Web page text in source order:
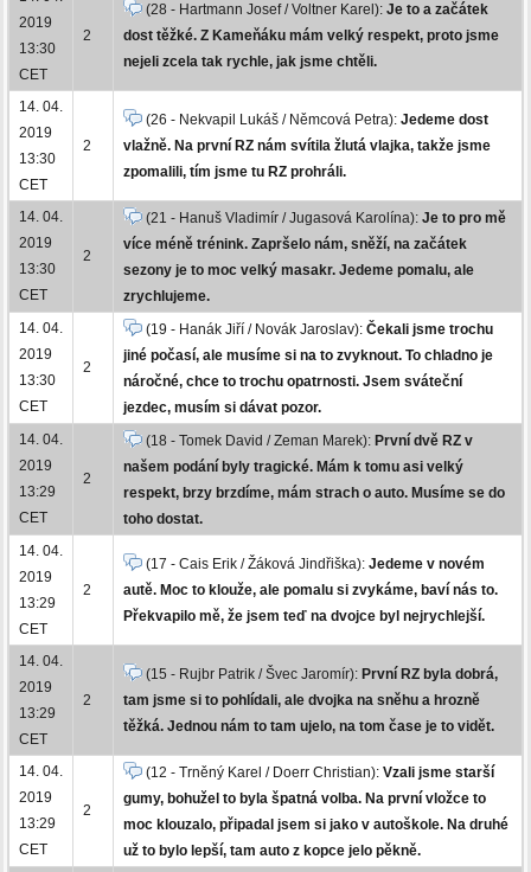
2019
13:30
CET
2
(28 - Hartmann Josef / Voltner Karel): Je to a začátek
dost těžké. Z Kameňáku mám velký respekt, proto jsme
nejeli zcela tak rychle, jak jsme chtěli.
14. 04.
2019
13:30
CET
2
(26 - Nekvapil Lukáš / Němcová Petra): Jedeme dost
vlažně. Na první RZ nám svítila žlutá vlajka, takže jsme
zpomalili, tím jsme tu RZ prohráli.
14. 04.
2019
13:30
CET
2
(21 - Hanuš Vladimír / Jugasová Karolína): Je to pro mě
více méně trénink. Zapršelo nám, sněží, na začátek
sezony je to moc velký masakr. Jedeme pomalu, ale
zrychlujeme.
14. 04.
2019
13:30
CET
2
(19 - Hanák Jiří / Novák Jaroslav): Čekali jsme trochu
jiné počasí, ale musíme si na to zvyknout. To chladno je
náročné, chce to trochu opatrnosti. Jsem sváteční
jezdec, musím si dávat pozor.
14. 04.
2019
13:29
CET
2
(18 - Tomek David / Zeman Marek): První dvě RZ v
našem podání byly tragické. Mám k tomu asi velký
respekt, brzy brzdíme, mám strach o auto. Musíme se do
toho dostat.
14. 04.
2019
13:29
CET
2
(17 - Cais Erik / Žáková Jindřiška): Jedeme v novém
autě. Moc to klouže, ale pomalu si zvykáme, baví nás to.
Překvapilo mě, že jsem teď na dvojce byl nejrychlejší.
14. 04.
2019
13:29
CET
2
(15 - Rujbr Patrik / Švec Jaromír): První RZ byla dobrá,
tam jsme si to pohlídali, ale dvojka na sněhu a hrozně
těžká. Jednou nám to tam ujelo, na tom čase je to vidět.
14. 04.
2019
13:29
CET
2
(12 - Trněný Karel / Doerr Christian): Vzali jsme starší
gumy, bohužel to byla špatná volba. Na první vložce to
moc klouzalo, připadal jsem si jako v autoškole. Na druhé
už to bylo lepší, tam auto z kopce jelo pěkně.